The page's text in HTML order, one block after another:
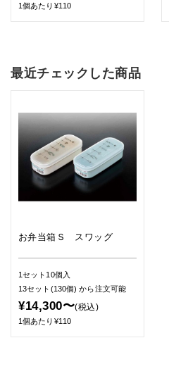
1個あたり¥110
最近チェックした商品
お弁当箱Ｓ スワッグ
1セット10個入
13セット(130個)から注文可能
¥14,300〜(税込)
1個あたり¥110